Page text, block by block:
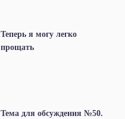
Теперь я могу легко
прощать
Тема для обсуждения №50.